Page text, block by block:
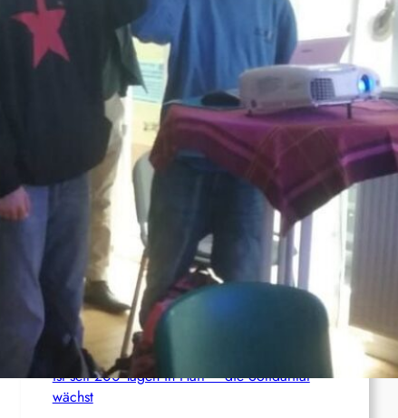
Anti-ICE-Proteste halten an – Aktivist:innen
drohen langjährige Haftstrafen
Palästina: Verschiebung der Urteilsverkündung
im Prozess gegen den linken Aktivisten Raja
Eghbarieh
Italien: 1.000 Euro Geldstrafe für ein
antifaschistisches Transparent
Syrien: Der kurdische Journalist Ahmet Polad
ist seit 200 Tagen in Haft – die Solidarität
wächst